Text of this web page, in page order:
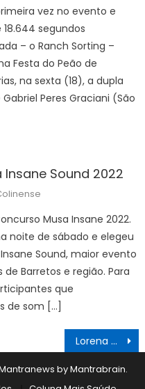
vez no evento e
segundos
– o Ranch Sorting –
Festa do Peão de
na sexta (18), a dupla
Peres Graciani (São
Sound 2022
Musa Insane 2022.
noite de sábado e elegeu
Sound, maior evento
Barretos e região. Para
que
de som […]
Lorena Custódio, de Catanduva/SP, é eleita Garota Motorcycles 2023
byMantrabrain.